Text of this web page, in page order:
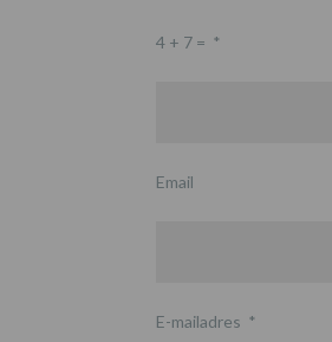
4 + 7 = *
Email
E-mailadres *